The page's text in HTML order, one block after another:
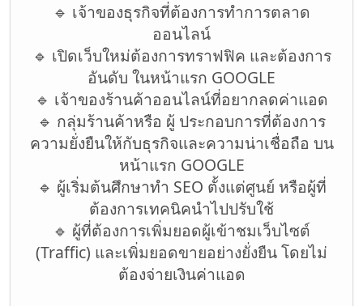
🔹 เจ้าของธุรกิจที่ต้องการทำการตลาด
ออนไลน์
🔹 เปิดเว็บใหม่ต้องการทราฟฟิค และต้องการ
อันดับ ในหน้าแรก GOOGLE
🔹 เจ้าของร้านค้าออนไลน์ที่อยากลดค่าแอด
🔹 กลุ่มร้านค้าหรือ ผู้ ประกอบการที่ต้องการ
ความยั่งยืนให้กับธุรกิจและความน่าเชื่อถือ บน
หน้าแรก GOOGLE
🔹 ผู้เริ่มต้นศึกษาทำ SEO ตั้งแต่ศูนย์ หรือผู้ที่
ต้องการเทคนิคนำไปปรับใช้
🔹 ผู้ที่ต้องการเพิ่มยอดผู้เข้าชมเว็บไซต์
(Traffic) และเพิ่มยอดขายอย่างยั่งยืน โดยไม่
ต้องจ่ายเงินค่าแอด